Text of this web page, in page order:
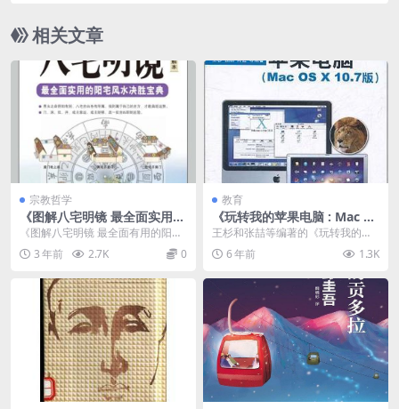
相关文章
宗教哲学
《图解八宅明镜 最全面实用的
阳宅风水决胜宝典》PDF免费
下载
《图解八宅明镜 最全面有用的阳宅
风水决胜宝典》PDF免费下载介绍
... 3 年前 2.7K 0
教育
《玩转我的苹果电脑 : Mac O
S X 10.7版》
王杉和张喆等编著的《玩转我的苹
果电脑》以循序渐进的方式，全面
系统地介绍了Mac ...
6 年前 1.3K